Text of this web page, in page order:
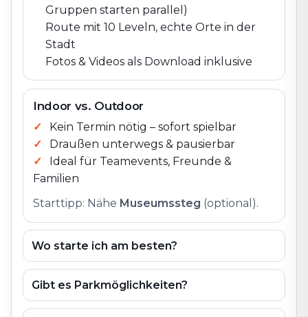
Gruppen starten parallel)
Route mit 10 Leveln, echte Orte in der
Stadt
Fotos & Videos als Download inklusive
Indoor vs. Outdoor
Kein Termin nötig – sofort spielbar
Draußen unterwegs & pausierbar
Ideal für Teamevents, Freunde &
Familien
Starttipp: Nähe Museumssteg (optional).
Wo starte ich am besten?
Gibt es Parkmöglichkeiten?